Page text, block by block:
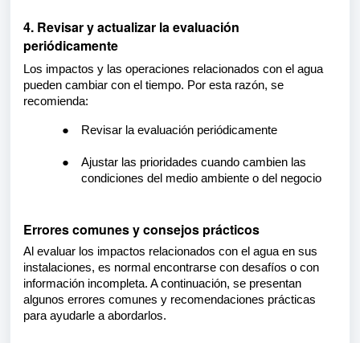
4. Revisar y actualizar la evaluación
periódicamente
Los impactos y las operaciones relacionados con el agua
pueden cambiar con el tiempo. Por esta razón, se
recomienda:
● Revisar la evaluación periódicamente
●
Ajustar las prioridades cuando cambien las
condiciones del medio ambiente o del negocio
Errores comunes y consejos prácticos
Al evaluar los impactos relacionados con el agua en sus
instalaciones, es normal encontrarse con desafíos o con
información incompleta. A continuación, se presentan
algunos errores comunes y recomendaciones prácticas
para ayudarle a abordarlos.